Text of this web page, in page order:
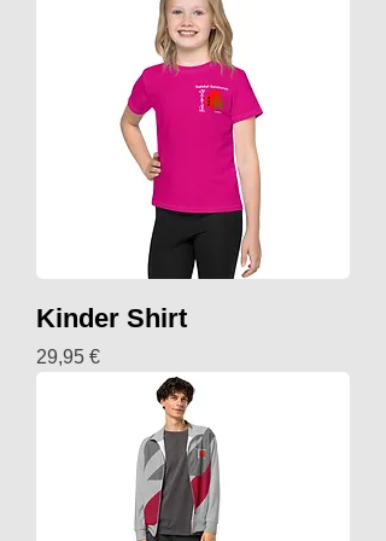
Kinder Shirt
Preis
29,95 €